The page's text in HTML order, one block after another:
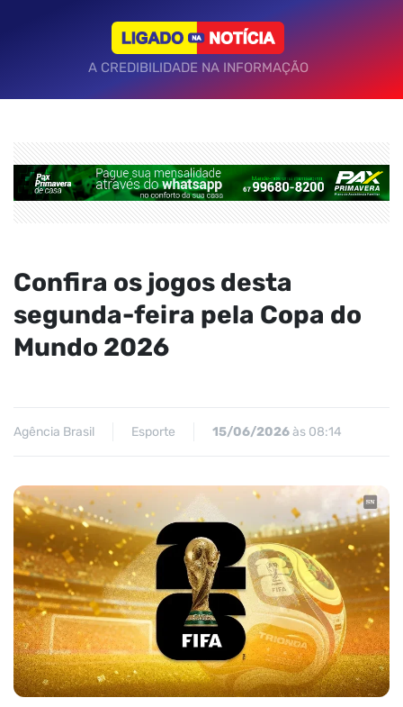
A CREDIBILIDADE NA INFORMAÇÃO
Confira os jogos desta
segunda-feira pela Copa do
Mundo 2026
Agência Brasil Esporte 15/06/2026às 08:14